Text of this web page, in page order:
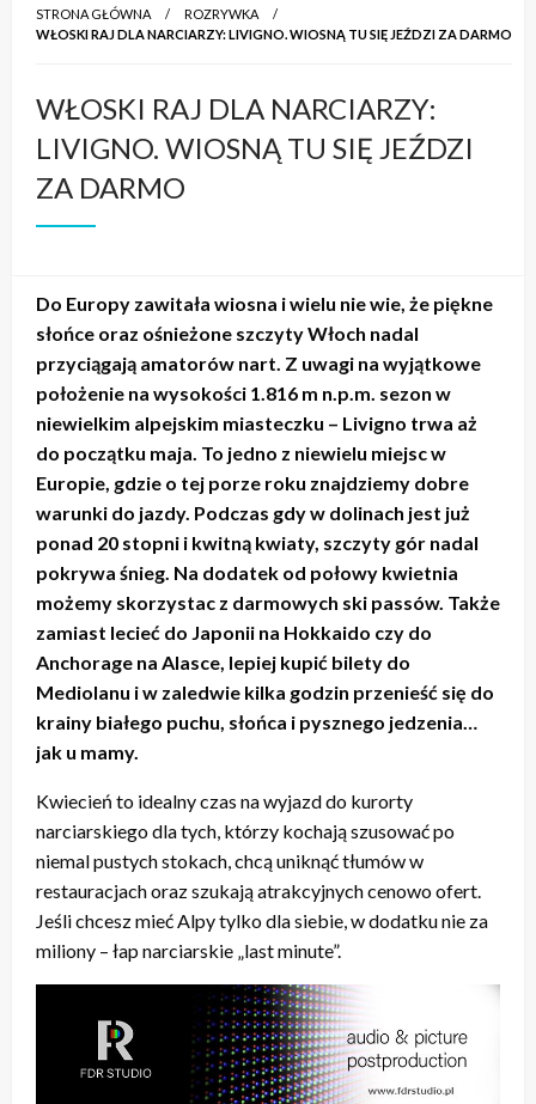
STRONA GŁÓWNA
ROZRYWKA
WŁOSKI RAJ DLA NARCIARZY: LIVIGNO. WIOSNĄ TU SIĘ JEŹDZI ZA DARMO
WŁOSKI RAJ DLA NARCIARZY:
LIVIGNO. WIOSNĄ TU SIĘ JEŹDZI
ZA DARMO
Do Europy zawitała wiosna i wielu nie wie, że piękne
słońce oraz ośnieżone szczyty Włoch nadal
przyciągają amatorów nart. Z uwagi na wyjątkowe
położenie na wysokości 1.816 m n.p.m. sezon w
niewielkim alpejskim miasteczku – Livigno trwa aż
do początku maja. To jedno z niewielu miejsc w
Europie, gdzie o tej porze roku znajdziemy dobre
warunki do jazdy. Podczas gdy w dolinach jest już
ponad 20 stopni i kwitną kwiaty, szczyty gór nadal
pokrywa śnieg. Na dodatek od połowy kwietnia
możemy skorzystac z darmowych ski passów. Także
zamiast lecieć do Japonii na Hokkaido czy do
Anchorage na Alasce, lepiej kupić bilety do
Mediolanu i w zaledwie kilka godzin przenieść się do
krainy białego puchu, słońca i pysznego jedzenia…
jak u mamy.
Kwiecień to idealny czas na wyjazd do kurorty
narciarskiego dla tych, którzy kochają szusować po
niemal pustych stokach, chcą uniknąć tłumów w
restauracjach oraz szukają atrakcyjnych cenowo ofert.
Jeśli chcesz mieć Alpy tylko dla siebie, w dodatku nie za
miliony – łap narciarskie „last minute”.